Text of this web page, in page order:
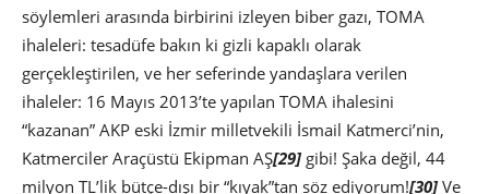
söylemleri arasında birbirini izleyen biber gazı, TOMA
ihaleleri: tesadüfe bakın ki gizli kapaklı olarak
gerçekleştirilen, ve her seferinde yandaşlara verilen
ihaleler: 16 Mayıs 2013’te yapılan TOMA ihalesini
“kazanan” AKP eski İzmir milletvekili İsmail Katmerci’nin,
Katmerciler Araçüstü Ekipman AŞ[29]gibi! Şaka değil, 44
milyon TL’lik bütçe-dışı bir “kıyak”tan söz ediyorum![30]Ve